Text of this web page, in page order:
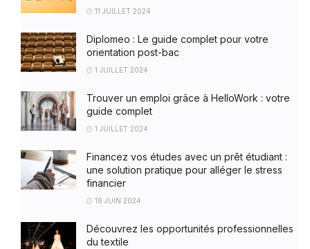
11 JUILLET 2024
Diplomeo : Le guide complet pour votre
orientation post-bac
1 JUILLET 2024
Trouver un emploi grâce à HelloWork : votre
guide complet
1 JUILLET 2024
Financez vos études avec un prêt étudiant :
une solution pratique pour alléger le stress
financier
18 JUIN 2024
Découvrez les opportunités professionnelles
du textile